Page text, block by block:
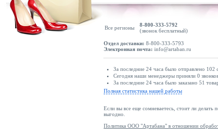
Все регионы
8-800-333-5792
(звонок бесплатный)
Отдел доставки: 8-800-333-5793
Электронная почта: info@artaban.ru
За последние 24 часа было отправлено
Сегодня наши менеджеры приняли 0
За последние 24 часа было заказано 51
Полная статистика нашей работы
Если вы все еще сомневаетесь, стоит ли делать
выгодно.
Политика ООО "Артабана" в отношении